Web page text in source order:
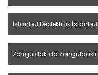
dedektif
İstanbul Dedektiflik
özel dedektif
Zonguldak da Zonguldaklı